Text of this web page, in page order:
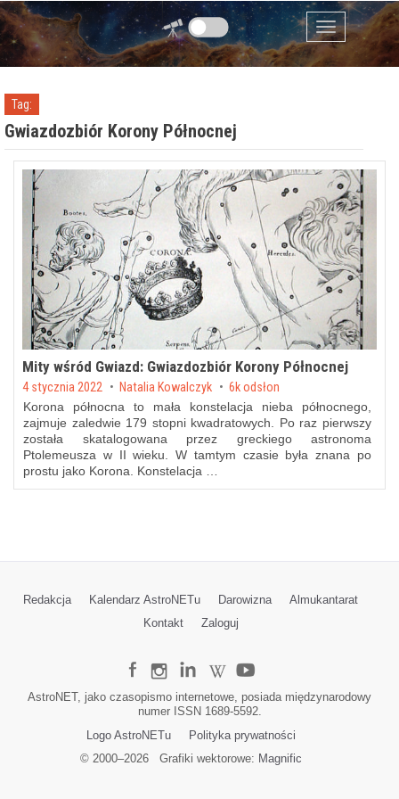
Przejdź do zawartości
Menu
Tag:
Gwiazdozbiór Korony Północnej
Mity wśród Gwiazd: Gwiazdozbiór Korony Północnej
Posted on
4 stycznia 2022 byNatalia Kowalczyk 6k odsłon
Korona północna to mała konstelacja nieba północnego,
zajmuje zaledwie 179 stopni kwadratowych. Po raz pierwszy
została skatalogowana przez greckiego astronoma
Ptolemeusza w II wieku. W tamtym czasie była znana po
prostu jako Korona. Konstelacja …
Redakcja Kalendarz AstroNETu Darowizna
Almukantarat
Kontakt
Zaloguj
AstroNET, jako czasopismo internetowe, posiada międzynarodowy
numer ISSN 1689-5592.
Logo AstroNETu
Polityka prywatności
© 2000–2026Grafiki wektorowe: Magnific